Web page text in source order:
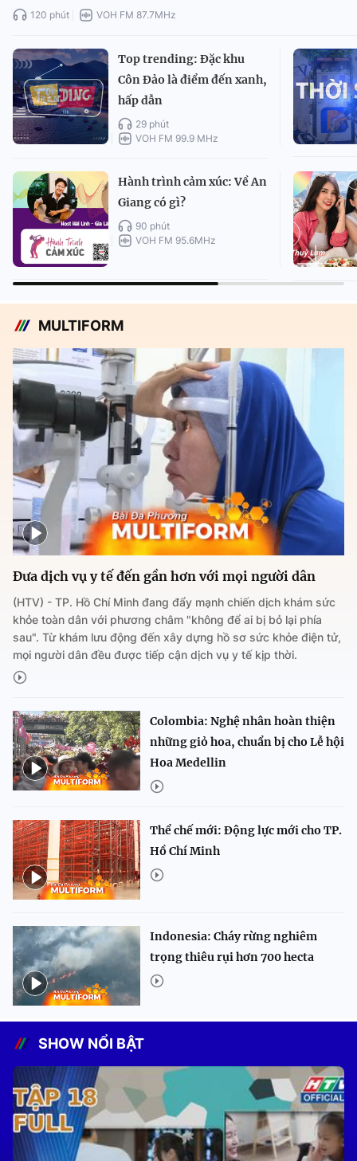
120 phút VOH FM 87.7MHz
Top trending: Đặc khu
Côn Đảo là điểm đến xanh,
hấp dẫn
29 phút
VOH FM 99.9 MHz
Hành trình cảm xúc: Về An
Giang có gì?
90 phút
VOH FM 95.6MHz
MULTIFORM
Đưa dịch vụ y tế đến gần hơn với mọi người dân
(HTV) - TP. Hồ Chí Minh đang đẩy mạnh chiến dịch khám sức
khỏe toàn dân với phương châm "không để ai bị bỏ lại phía
sau". Từ khám lưu động đến xây dựng hồ sơ sức khỏe điện tử,
mọi người dân đều được tiếp cận dịch vụ y tế kịp thời.
Colombia: Nghệ nhân hoàn thiện
những giỏ hoa, chuẩn bị cho Lễ hội
Hoa Medellin
Thể chế mới: Động lực mới cho TP.
Hồ Chí Minh
Indonesia: Cháy rừng nghiêm
trọng thiêu rụi hơn 700 hecta
SHOW NỔI BẬT